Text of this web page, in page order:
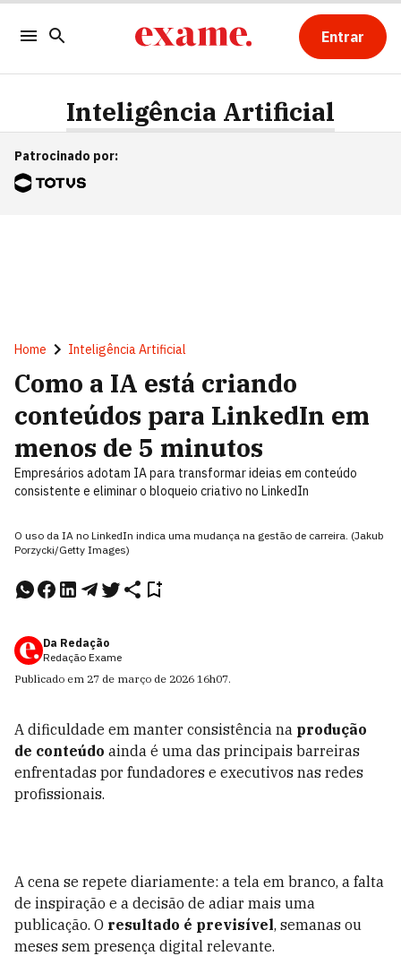
Entrar
Inteligência Artificial
Patrocinado por:
Home Inteligência Artificial
Como a IA está criando
conteúdos para LinkedIn em
menos de 5 minutos
Empresários adotam IA para transformar ideias em conteúdo
consistente e eliminar o bloqueio criativo no LinkedIn
O uso da IA no LinkedIn indica uma mudança na gestão de carreira. (Jakub
Porzycki/Getty Images)
Da Redação
Redação Exame
Publicado em 27 de março de 2026 16h07.
A dificuldade em manter consistência na produção
de conteúdo ainda é uma das principais barreiras
enfrentadas por fundadores e executivos nas redes
profissionais.
A cena se repete diariamente: a tela em branco, a falta
de inspiração e a decisão de adiar mais uma
publicação. O resultado é previsível, semanas ou
meses sem presença digital relevante.